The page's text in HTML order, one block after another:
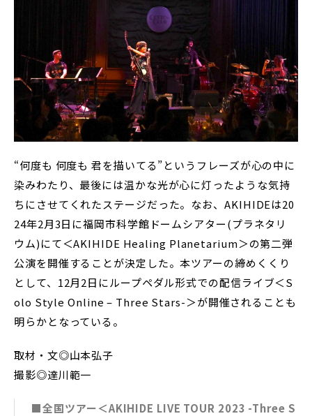
“何度も 何度も 君を描いてる”というフレーズが心の中に
染みわたり、最後には温かな光が心に灯ったような気持
ちにさせてくれたステージだった。なお、AKIHIDEは20
24年2月3日に福岡市科学館ドームシアター(プラネタリ
ウム)にて＜AKIHIDE Healing Planetarium＞の第二弾
公演を開催することが決定した。本ツアーの締めくくり
として、12月2日にループペダル形式での配信ライブ＜S
olo Style Online – Three Stars-＞が開催されることも
明らかとなっている。
取材・文◎山本弘子
撮影◎達川範一
■全国ツアー＜AKIHIDE LIVE TOUR 2023 -Three S